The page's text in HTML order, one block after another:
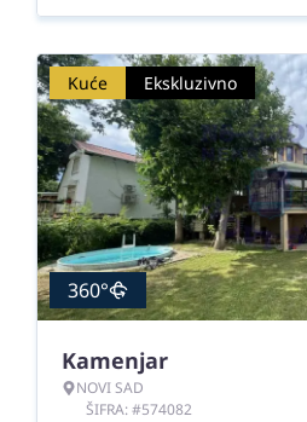
Kuće Ekskluzivno
360°
Kamenjar
NOVI SAD
ŠIFRA: #574082